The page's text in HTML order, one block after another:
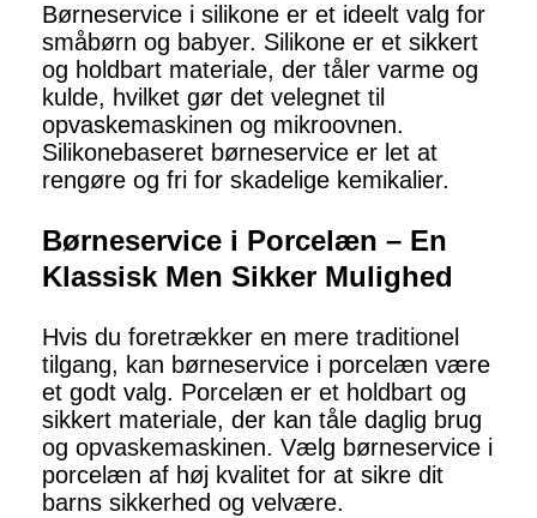
Børneservice i silikone er et ideelt valg for
småbørn og babyer. Silikone er et sikkert
og holdbart materiale, der tåler varme og
kulde, hvilket gør det velegnet til
opvaskemaskinen og mikroovnen.
Silikonebaseret børneservice er let at
rengøre og fri for skadelige kemikalier.
Børneservice i Porcelæn – En
Klassisk Men Sikker Mulighed
Hvis du foretrækker en mere traditionel
tilgang, kan børneservice i porcelæn være
et godt valg. Porcelæn er et holdbart og
sikkert materiale, der kan tåle daglig brug
og opvaskemaskinen. Vælg børneservice i
porcelæn af høj kvalitet for at sikre dit
barns sikkerhed og velvære.